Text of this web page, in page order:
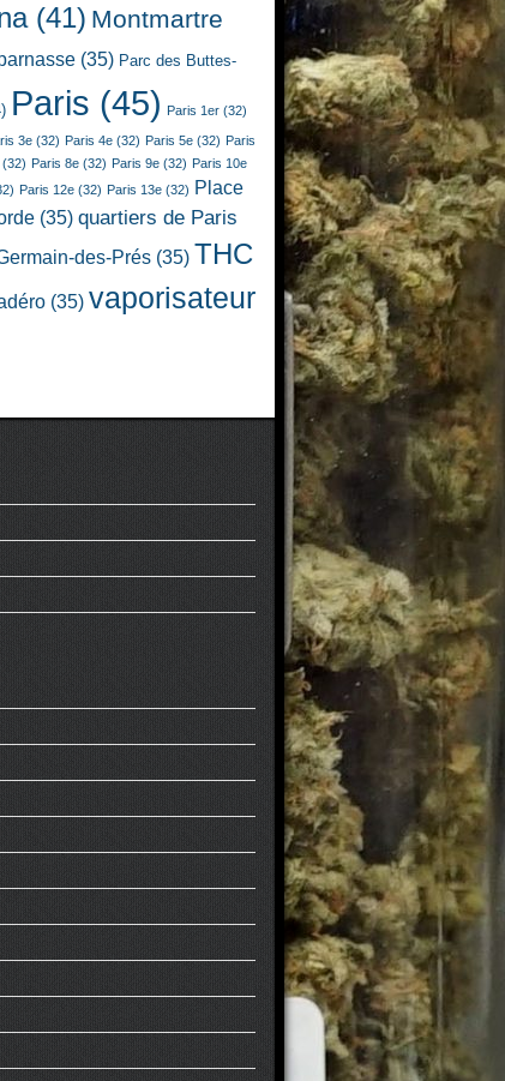
(41) Montmartre
(35) Parc des Buttes-
Paris (45) Paris 1er (32)
3e (32) Paris 4e (32) Paris 5e (32) Paris
(32) Paris 8e (32) Paris 9e (32) Paris 10e
Paris 12e (32) Paris 13e (32) Place
(35) quartiers de Paris
des-Prés (35) THC
(35) vaporisateur